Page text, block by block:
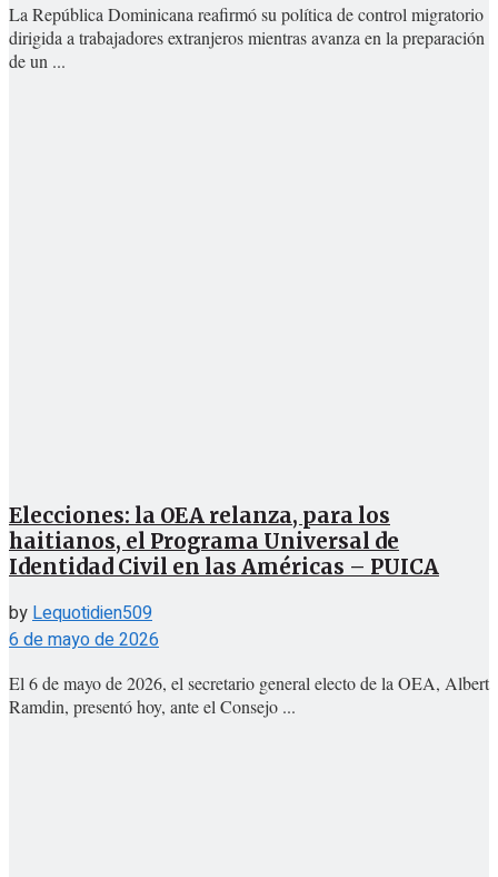
La República Dominicana reafirmó su política de control migratorio
dirigida a trabajadores extranjeros mientras avanza en la preparación
de un ...
Elecciones: la OEA relanza, para los
haitianos, el Programa Universal de
Identidad Civil en las Américas – PUICA
byLequotidien509
6 de mayo de 2026
El 6 de mayo de 2026, el secretario general electo de la OEA, Albert
Ramdin, presentó hoy, ante el Consejo ...